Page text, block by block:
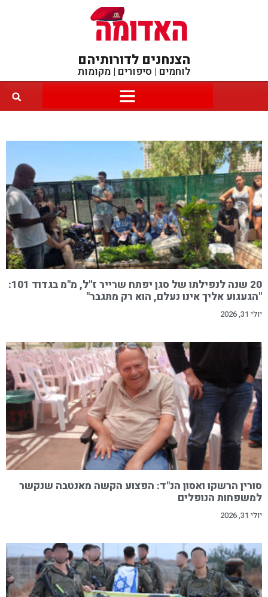
הצנחנים לדורותיהם
לוחמים | סיפורים | מקומות
20 שנה לנפילתו של סגן יפתח שרייר ז"ל, מ"מ בגדוד 101:
"הגעגוע אליך אינו נעלם, הוא רק מתגבר"
יולי 31, 2026
סורין הרשקו ואסון הנ"ד: הפצוע הקשה מאנטבה שנקשר
למשפחות הנופלים
יולי 31, 2026